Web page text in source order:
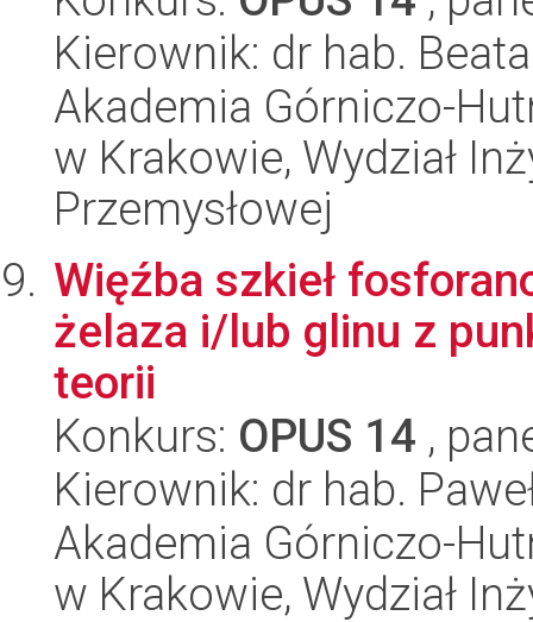
Kierownik: dr hab.
Akademia Górniczo-
w Krakowie, Wydział
Przemysłowej
Więźba szkieł
żelaza i/lub glinu z
teorii
Konkurs: OPUS 14 ,
Kierownik: dr hab.
Akademia Górniczo-
w Krakowie, Wydział